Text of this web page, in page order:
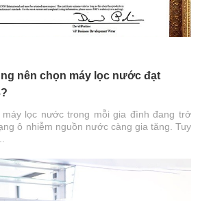
nên chọn máy lọc nước đạt
lọc nước trong mỗi gia đình đang trở
ô nhiễm nguồn nước càng gia tăng. Tuy